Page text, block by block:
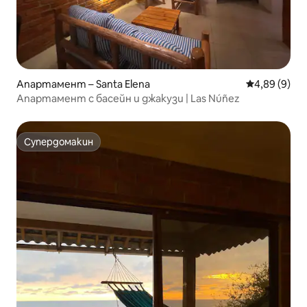
Апартамент – Santa Elena Средна
4,89 (9)
Апартамент с басейн и джакузи | Las Núñez
Супердомакин
Супердомакин